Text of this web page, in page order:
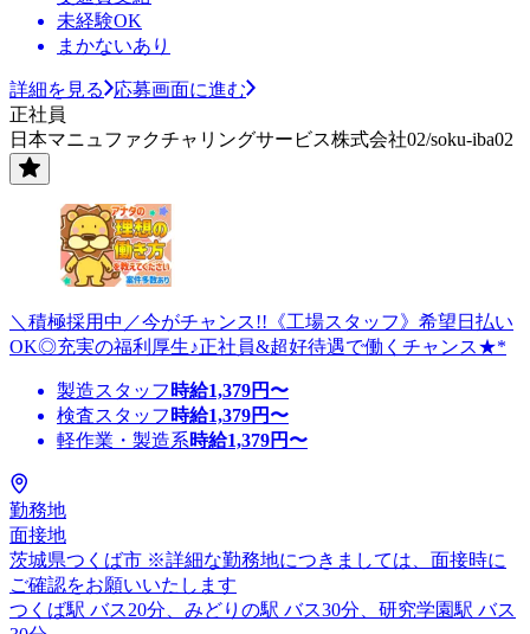
未経験OK
まかないあり
詳細を見る
応募画面に進む
正社員
日本マニュファクチャリングサービス株式会社02/soku-iba02
＼積極採用中／今がチャンス!!《工場スタッフ》希望日払い
OK◎充実の福利厚生♪正社員&超好待遇で働くチャンス★*
製造スタッフ 時給1,379円〜
検査スタッフ 時給1,379円〜
軽作業・製造系時給1,379円〜
勤務地
面接地
茨城県つくば市 ※詳細な勤務地につきましては、面接時に
ご確認をお願いいたします
つくば駅 バス20分、みどりの駅 バス30分、研究学園駅 バス